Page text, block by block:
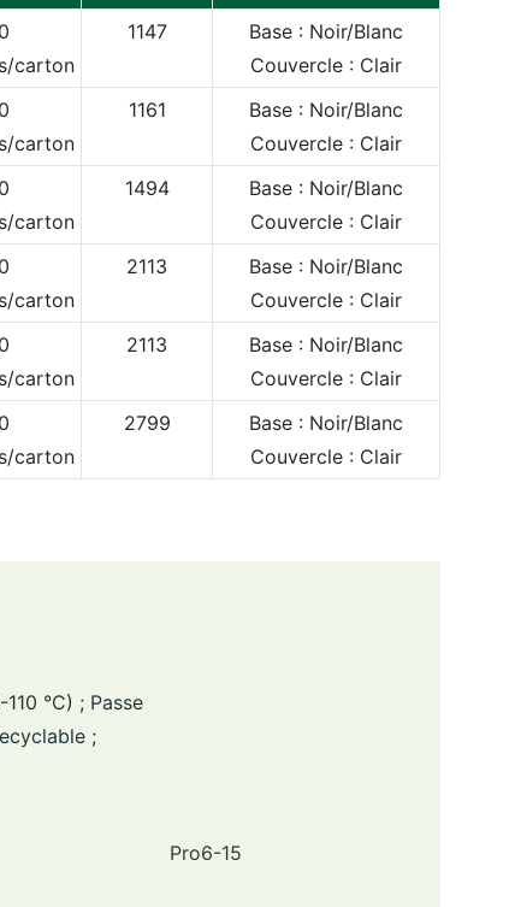
carton
1147
Base : Noir/Blanc
Couvercle : Clair
carton
1161
Base : Noir/Blanc
Couvercle : Clair
carton
1494
Base : Noir/Blanc
Couvercle : Clair
carton
2113
Base : Noir/Blanc
Couvercle : Clair
carton
2113
Base : Noir/Blanc
Couvercle : Clair
carton
2799
Base : Noir/Blanc
Couvercle : Clair
°C) ; Passe
;